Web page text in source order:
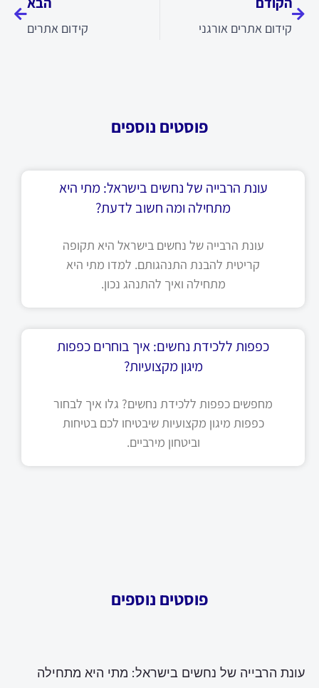
קידום אתרים אורגני קידום אתרים
פוסטים נוספים
עונת הרבייה של נחשים בישראל: מתי היא
מתחילה ומה חשוב לדעת?
עונת הרבייה של נחשים בישראל היא תקופה
קריטית להבנת התנהגותם. למדו מתי היא
מתחילה ואיך להתנהג נכון.
כפפות ללכידת נחשים: איך בוחרים כפפות
מיגון מקצועיות?
מחפשים כפפות ללכידת נחשים? גלו איך לבחור
כפפות מיגון מקצועיות שיבטיחו לכם בטיחות
וביטחון מירביים.
פוסטים נוספים
עונת הרבייה של נחשים בישראל: מתי היא מתחילה